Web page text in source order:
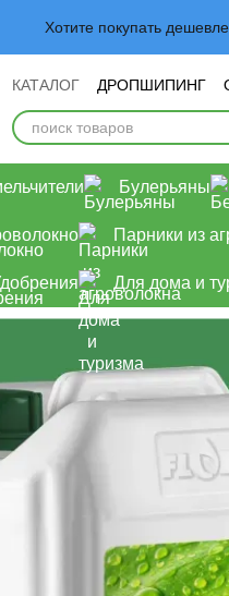
Хотите покупать
КАТАЛОГ ДРОПШИПИНГ
Обмен и возврат
Булерьяны
Парники из
Для дома и